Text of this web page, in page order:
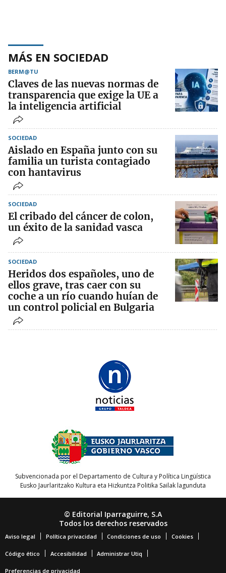
MÁS EN SOCIEDAD
BERM@TU
Claves de las nuevas normas de
transparencia que exige la UE a
la inteligencia artificial
SOCIEDAD
Aislado en España junto con su
familia un turista contagiado
con hantavirus
SOCIEDAD
El cribado del cáncer de colon,
un éxito de la sanidad vasca
SOCIEDAD
Heridos dos españoles, uno de
ellos grave, tras caer con su
coche a un río cuando huían de
un control policial en Bulgaria
Subvencionada por el Departamento de Cultura y Política Lingüística
Eusko Jaurlaritzako Kultura eta Hizkuntza Politika Sailak lagunduta
© Editorial Iparraguirre, S.A
Todos los derechos reservados
Aviso legal Política privacidad Condiciones de uso Cookies
Código ético Accesibilidad Administrar Utiq
Preferencias de privacidad